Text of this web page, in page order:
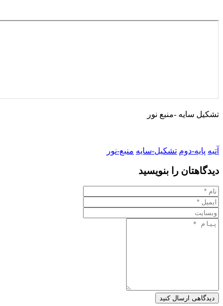
تشکیل سایه -منبع نور
آتیه پایه-دوم تشکیل-سایه منبع-نور
دیدگاهتان را بنویسید
دیدگاهی ارسال کنید